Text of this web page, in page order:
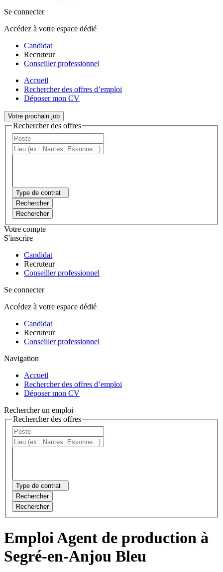
Se connecter
Accédez à votre espace dédié
Candidat
Recruteur
Conseiller professionnel
Accueil
Rechercher des offres d’emploi
Déposer mon CV
Votre prochain job
Rechercher des offres
Type de contrat
Rechercher
Rechercher
Votre compte
S'inscrire
Candidat
Recruteur
Conseiller professionnel
Se connecter
Accédez à votre espace dédié
Candidat
Recruteur
Conseiller professionnel
Navigation
Accueil
Rechercher des offres d’emploi
Déposer mon CV
Rechercher un emploi
Rechercher des offres
Type de contrat
Rechercher
Rechercher
Emploi Agent de production à
Segré-en-Anjou Bleu